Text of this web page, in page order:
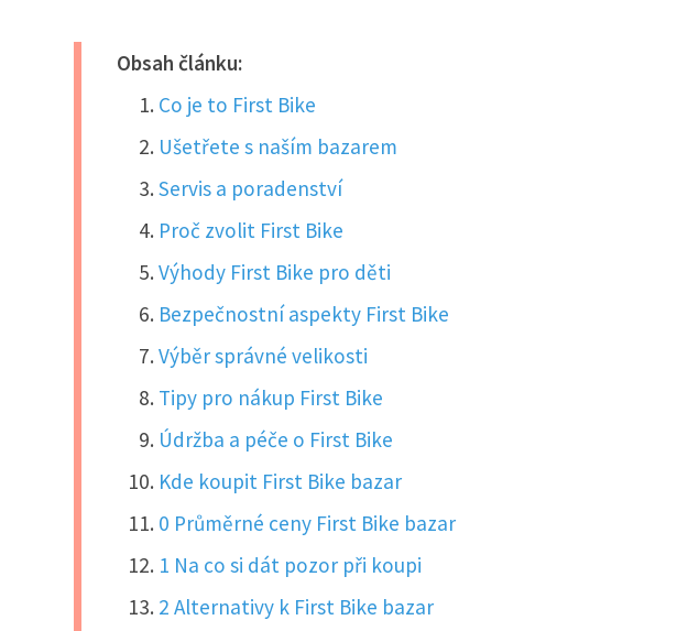
Obsah článku:
Co je to First Bike
Ušetřete s naším bazarem
Servis a poradenství
Proč zvolit First Bike
Výhody First Bike pro děti
Bezpečnostní aspekty First Bike
Výběr správné velikosti
Tipy pro nákup First Bike
Údržba a péče o First Bike
Kde koupit First Bike bazar
0 Průměrné ceny First Bike bazar
1 Na co si dát pozor při koupi
2 Alternativy k First Bike bazar